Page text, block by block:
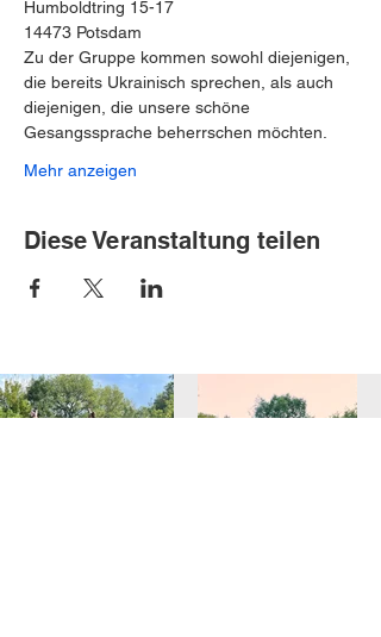
Humboldtring 15-17
14473 Potsdam
Zu der Gruppe kommen sowohl diejenigen,
die bereits Ukrainisch sprechen, als auch
diejenigen, die unsere schöne
Gesangssprache beherrschen möchten.
Mehr anzeigen
Diese Veranstaltung teilen